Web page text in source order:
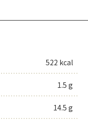
522 kcal
1.5 g
14.5 g